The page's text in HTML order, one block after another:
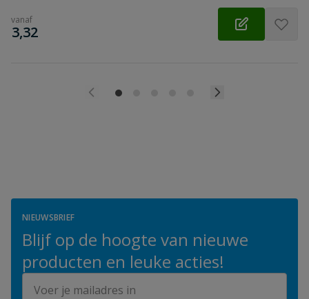
vanaf
€
3,32
NIEUWSBRIEF
Blijf op de hoogte van nieuwe
producten en leuke acties!